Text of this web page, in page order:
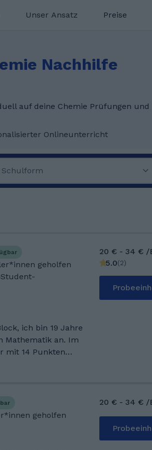
Unser Ansatz Preise
Nachhilfe
auf deine Chemie Prüfungen und
Onlineunterricht
Schulform
geholfen
ich bin 19 Jahre
Mathematik an. Im
mit 14 Punkten
Da
auf
konnte ich
im Unterrichten
20 € - 34 € /
5.0(2)
geholfen
20 € - 34 € /